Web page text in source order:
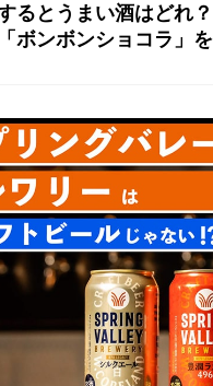
るとうまい酒はどれ
ボンボンショコラ」